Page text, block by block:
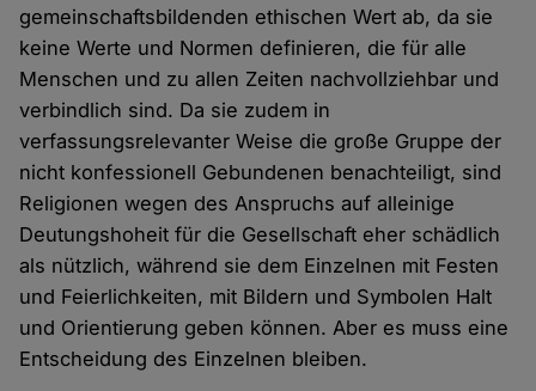
gemeinschaftsbildenden ethischen Wert ab, da sie
keine Werte und Normen definieren, die für alle
Menschen und zu allen Zeiten nachvollziehbar und
verbindlich sind. Da sie zudem in
verfassungsrelevanter Weise die große Gruppe der
nicht konfessionell Gebundenen benachteiligt, sind
Religionen wegen des Anspruchs auf alleinige
Deutungshoheit für die Gesellschaft eher schädlich
als nützlich, während sie dem Einzelnen mit Festen
und Feierlichkeiten, mit Bildern und Symbolen Halt
und Orientierung geben können. Aber es muss eine
Entscheidung des Einzelnen bleiben.